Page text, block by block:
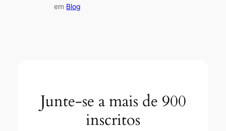
em Blog
Junte-se a mais de 900
inscritos